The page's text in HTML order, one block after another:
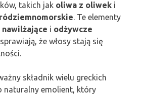
takich jak oliwa z oliwek i
. Te elementy
nawilżające i odżywcze
że włosy stają się
składnik wielu greckich
naturalny emolient, który